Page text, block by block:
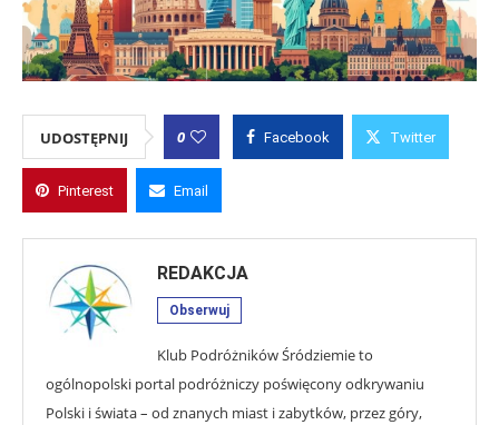
UDOSTĘPNIJ 0 Facebook Twitter
Pinterest Email
REDAKCJA
Obserwuj
Klub Podróżników Śródziemie to
ogólnopolski portal podróżniczy poświęcony odkrywaniu
Polski i świata – od znanych miast i zabytków, przez góry,